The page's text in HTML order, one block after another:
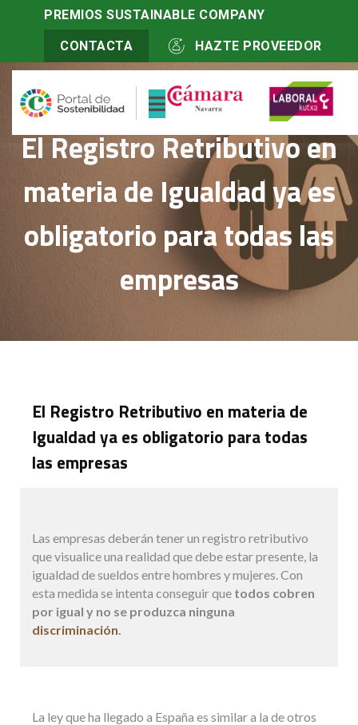
PREMIOS SUSTAINABLE COMPANY
CONTACTA HAZTE PROVEEDOR
>Portal sostenibilidad social> Actualidad>El Registro
Retributivo en materia de Igualdad ya es obligatorio para todas las
El Registro Retributivo en
materia de Igualdad ya es
obligatorio para todas las
empresas
El Registro Retributivo en materia de
Igualdad ya es obligatorio para todas
las empresas
Las empresas deberán tener un registro retributivo
que visualice una realidad que debe estar presente, la
igualdad de sueldos entre hombres y mujeres. Con
esta medida se intenta conseguir que todos cobren
por igual y no se produzca ninguna
discriminación.
La ley que ha llegado a España es similar a la de otros